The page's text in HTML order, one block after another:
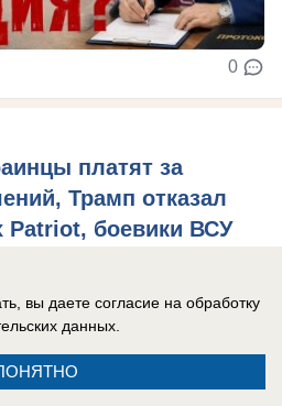
0
платят за
Трамп отказал
Patriot, боевики ВСУ
утро 7 августа 2026
вы даете согласие на обработку
данных.